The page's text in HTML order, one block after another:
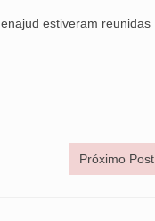
estiveram reunidas
Próximo Post